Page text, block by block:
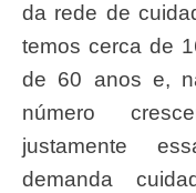
da rede de
temos cerca de
de 60 anos e,
número
justamente
demanda